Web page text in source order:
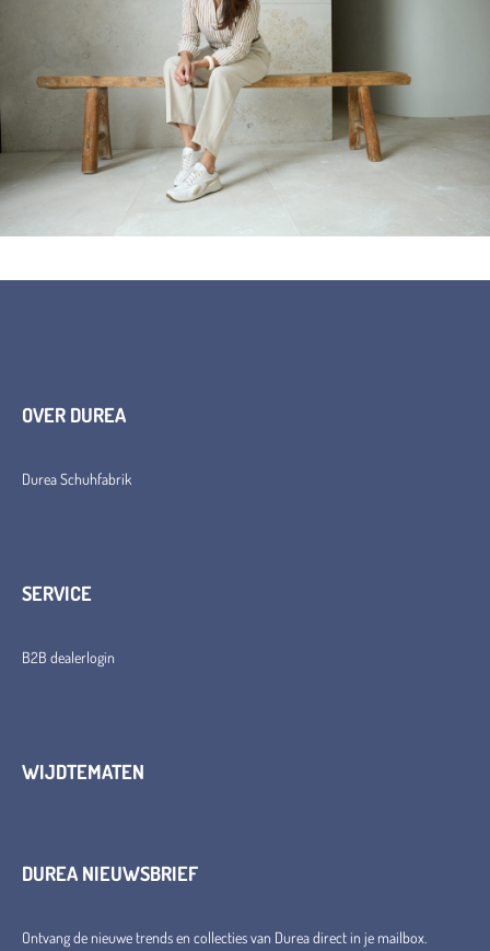
OVER DUREA
Durea Schuhfabrik
SERVICE
B2B dealerlogin
WIJDTEMATEN
DUREA NIEUWSBRIEF
Ontvang de nieuwe trends en collecties van Durea direct in je mailbox.